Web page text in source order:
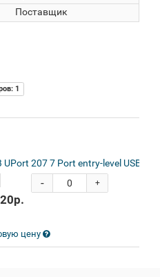
Поставщик
1
UPort 207 7 Port entry-level USB
+
-
цену